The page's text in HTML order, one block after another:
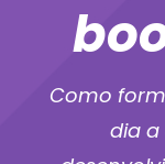
Como
dia